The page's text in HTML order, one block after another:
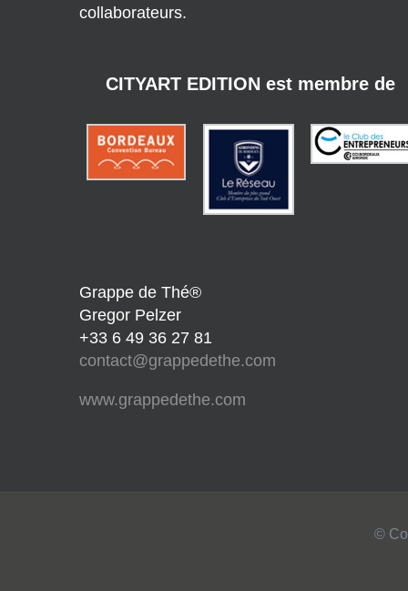
collaborateurs.
CITYART EDITION est membre de
Grappe de Thé®
Gregor Pelzer
+33 6 49 36 27 81
contact@grappedethe.com
www.grappedethe.com
©